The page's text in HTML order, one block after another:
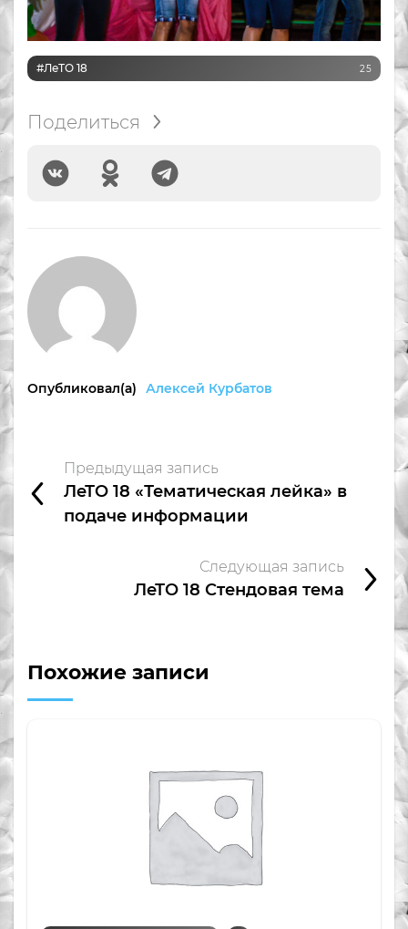
#ЛеТО 18 25
Поделиться
Опубликовал(а) Алексей Курбатов
Предыдущая запись
ЛеТО 18 «Тематическая лейка» в
подаче информации
Следующая запись
ЛеТО 18 Стендовая тема
Похожие записи